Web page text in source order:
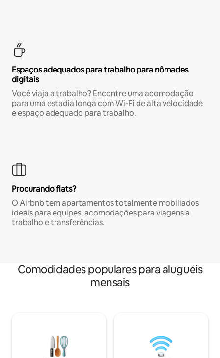
Espaços adequados para trabalho para nômades
digitais
Você viaja a trabalho? Encontre uma acomodação
para uma estadia longa com Wi-Fi de alta velocidade
e espaço adequado para trabalho.
Procurando flats?
O Airbnb tem apartamentos totalmente mobiliados
ideais para equipes, acomodações para viagens a
trabalho e transferências.
Comodidades populares para aluguéis
mensais